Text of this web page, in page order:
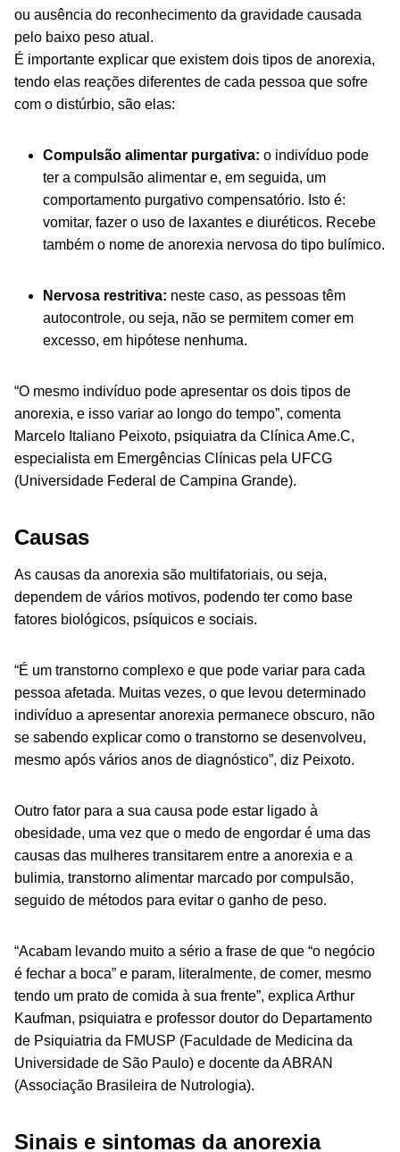
ou ausência do reconhecimento da gravidade causada
pelo baixo peso atual.
É importante explicar que existem dois tipos de anorexia,
tendo elas reações diferentes de cada pessoa que sofre
com o distúrbio, são elas:
Compulsão alimentar purgativa: o indivíduo pode
ter a compulsão alimentar e, em seguida, um
comportamento purgativo compensatório. Isto é:
vomitar, fazer o uso de laxantes e diuréticos. Recebe
também o nome de anorexia nervosa do tipo bulímico.
Nervosa restritiva: neste caso, as pessoas têm
autocontrole, ou seja, não se permitem comer em
excesso, em hipótese nenhuma.
“O mesmo indivíduo pode apresentar os dois tipos de
anorexia, e isso variar ao longo do tempo”, comenta
Marcelo Italiano Peixoto, psiquiatra da Clínica Ame.C,
especialista em Emergências Clínicas pela UFCG
(Universidade Federal de Campina Grande).
Causas
As causas da anorexia são multifatoriais, ou seja,
dependem de vários motivos, podendo ter como base
fatores biológicos, psíquicos e sociais.
“É um transtorno complexo e que pode variar para cada
pessoa afetada. Muitas vezes, o que levou determinado
indivíduo a apresentar anorexia permanece obscuro, não
se sabendo explicar como o transtorno se desenvolveu,
mesmo após vários anos de diagnóstico”, diz Peixoto.
Outro fator para a sua causa pode estar ligado à
obesidade, uma vez que o medo de engordar é uma das
causas das mulheres transitarem entre a anorexia e a
bulimia, transtorno alimentar marcado por compulsão,
seguido de métodos para evitar o ganho de peso.
“Acabam levando muito a sério a frase de que “o negócio
é fechar a boca” e param, literalmente, de comer, mesmo
tendo um prato de comida à sua frente”, explica Arthur
Kaufman, psiquiatra e professor doutor do Departamento
de Psiquiatria da FMUSP (Faculdade de Medicina da
Universidade de São Paulo) e docente da ABRAN
(Associação Brasileira de Nutrologia).
Sinais e sintomas da anorexia